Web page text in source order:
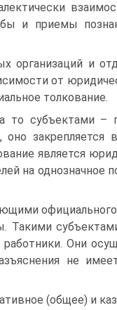
и приемы
организаций и
от
толкование.
то субъектами –
закрепляется
является
на однозначное
Такими
Они
не имеет
(общее) и